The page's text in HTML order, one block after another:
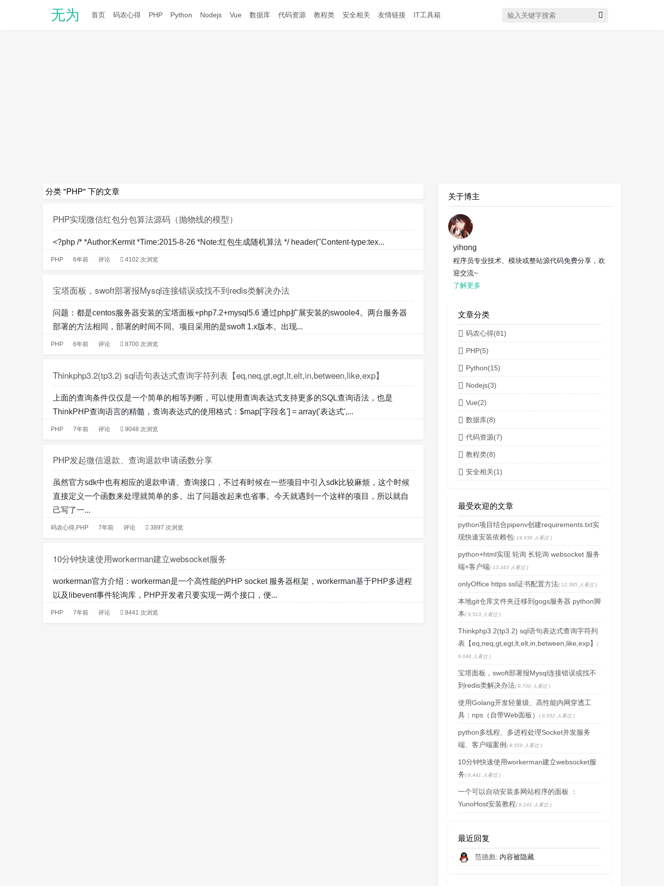
无为 首页 码农心得 PHP Python Nodejs Vue 数据库 代码资源 教程类 安全相关 友情链接 IT工具箱 搜索关键字
分类 "PHP" 下的文章
PHP实现微信红包分包算法源码（抛物线的模型）
<?php /* *Author:Kermit *Time:2015-8-26 *Note:红包生成随机算法 */ header("Content-type:tex...
PHP 6年前 评论 4102 次浏览
宝塔面板，swoft部署报Mysql连接错误或找不到redis类解决办法
问题：都是centos服务器安装的宝塔面板+php7.2+mysql5.6 通过php扩展安装的swoole4。两台服务器
部署的方法相同，部署的时间不同。项目采用的是swoft 1.x版本。出现...
PHP 6年前 评论 8700 次浏览
Thinkphp3.2(tp3.2) sql语句表达式查询字符列表【eq,neq,gt,egt,lt,elt,in,between,like,exp】
上面的查询条件仅仅是一个简单的相等判断，可以使用查询表达式支持更多的SQL查询语法，也是
ThinkPHP查询语言的精髓，查询表达式的使用格式：$map['字段名'] = array('表达式',...
PHP 7年前 评论 9048 次浏览
PHP发起微信退款、查询退款申请函数分享
虽然官方sdk中也有相应的退款申请、查询接口，不过有时候在一些项目中引入sdk比较麻烦，这个时候
直接定义一个函数来处理就简单的多。出了问题改起来也省事。今天就遇到一个这样的项目，所以就自
己写了一...
码农心得,PHP 7年前 评论 3897 次浏览
10分钟快速使用workerman建立websocket服务
workerman官方介绍：workerman是一个高性能的PHP socket 服务器框架，workerman基于PHP多进程
以及libevent事件轮询库，PHP开发者只要实现一两个接口，便...
PHP 7年前 评论 8441 次浏览
关于博主
yihong
程序员专业技术、模块或整站源代码免费分享，欢
迎交流~
了解更多
文章分类
码农心得(81)
PHP(5)
Python(15)
Nodejs(3)
Vue(2)
数据库(8)
代码资源(7)
教程类(8)
安全相关(1)
最受欢迎的文章
python项目结合pipenv创建requirements.txt实
现快速安装依赖包( 14,936 人看过 )
python+html实现 轮询 长轮询 websocket 服务
端+客户端( 13,343 人看过 )
onlyOffice https ssl证书配置方法( 12,385 人看过 )
本地git仓库文件夹迁移到gogs服务器 python脚
本( 9,513 人看过 )
Thinkphp3.2(tp3.2) sql语句表达式查询字符列
表【eq,neq,gt,egt,lt,elt,in,between,like,exp】
(
9,048 人看过 )
宝塔面板，swoft部署报Mysql连接错误或找不
到redis类解决办法( 8,700 人看过 )
使用Golang开发轻量级、高性能内网穿透工
具：nps（自带Web面板）
( 8,652 人看过 )
python多线程、多进程处理Socket并发服务
端、客户端案例 ( 8,559 人看过 )
10分钟快速使用workerman建立websocket服
务( 8,441 人看过 )
一个可以自动安装多网站程序的面板 ：
YunoHost安装教程( 8,241 人看过 )
最近回复
范德彪: 内容被隐藏